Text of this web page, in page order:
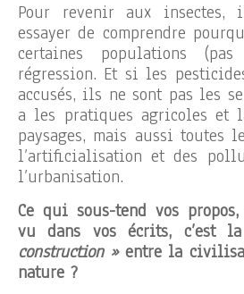
Pour revenir aux
essayer de comprendre
certaines populations
régression. Et si les
accusés, ils ne sont pas les
a les pratiques agricoles et
paysages, mais aussi toutes
l’artificialisation et des
l’urbanisation.
Ce qui sous-tend vos
vu dans vos écrits, c’est
construction »entre la
nature ?